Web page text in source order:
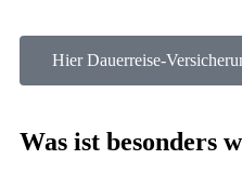
Hier Dauerreise-
Was ist besonders